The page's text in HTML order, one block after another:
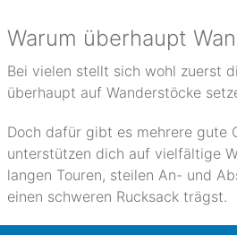
Warum überhaupt
Bei vielen stellt sich wohl zuerst
überhaupt auf Wanderstöcke
Doch dafür gibt es mehrere gute
unterstützen dich auf vielfältige
langen Touren, steilen An- und
einen schweren Rucksack trägst.